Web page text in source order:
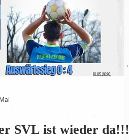
SVL ist wieder da!!!